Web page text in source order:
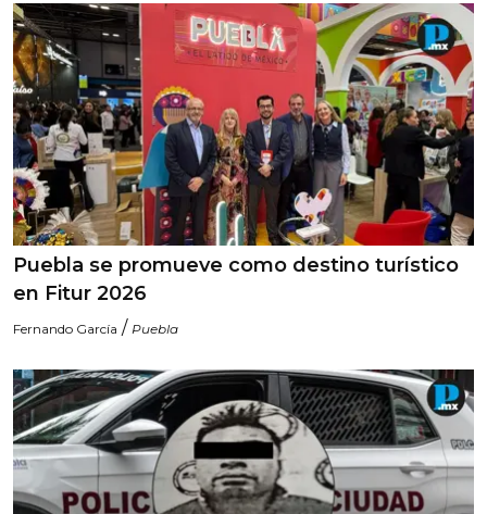
Puebla se promueve como destino turístico
en Fitur 2026
Fernando García / Puebla